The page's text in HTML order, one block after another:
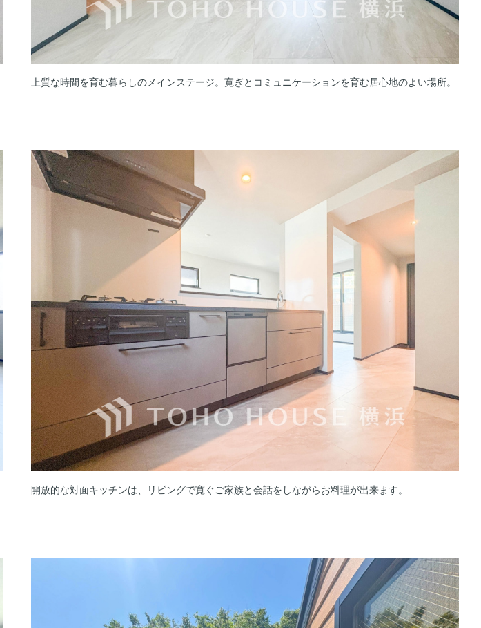
上質な時間を育む暮らしのメインステージ。寛ぎとコミュニケーションを育む居心地のよい場所。
開放的な対面キッチンは、リビングで寛ぐご家族と会話をしながらお料理が出来ます。